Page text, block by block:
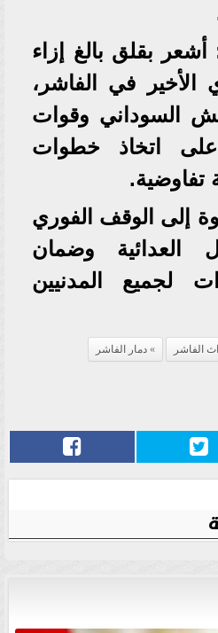
بقلق بالغ إزاء
الأخير في الفاشر،
السوداني وقوات
على اتخاذ خطوات
تفاوضية.
إلى الوقف الفوري
العدائية وضمان
لجميع المدنيين
الفاشر
دمار الفاشر